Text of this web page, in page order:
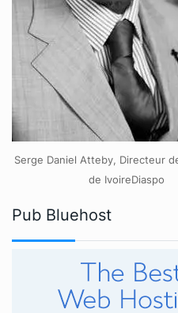
Serge Daniel Atteby, Directeur
de IvoireDiaspo
Pub Bluehost